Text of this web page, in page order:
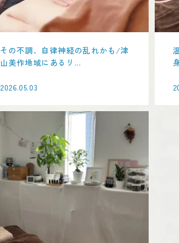
その不調、自律神経の乱れかも/津
山美作地域にあるリ...
2026.05.03